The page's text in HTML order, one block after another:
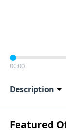
00:00
Description
Featured